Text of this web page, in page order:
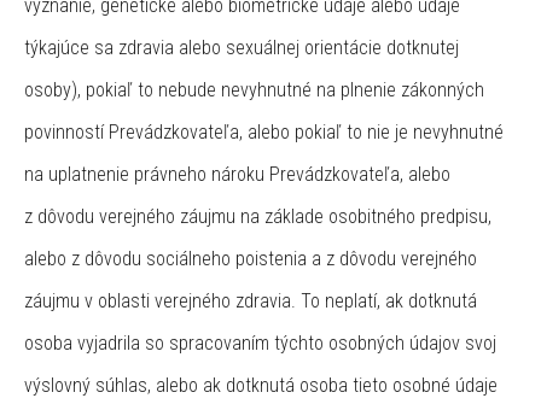
vyznanie, genetické alebo biometrické údaje alebo údaje
týkajúce sa zdravia alebo sexuálnej orientácie dotknutej
osoby), pokiaľ to nebude nevyhnutné na plnenie zákonných
povinností Prevádzkovateľa, alebo pokiaľ to nie je nevyhnutné
na uplatnenie právneho nároku Prevádzkovateľa, alebo
z dôvodu verejného záujmu na základe osobitného predpisu,
alebo z dôvodu sociálneho poistenia a z dôvodu verejného
záujmu v oblasti verejného zdravia. To neplatí, ak dotknutá
osoba vyjadrila so spracovaním týchto osobných údajov svoj
výslovný súhlas, alebo ak dotknutá osoba tieto osobné údaje